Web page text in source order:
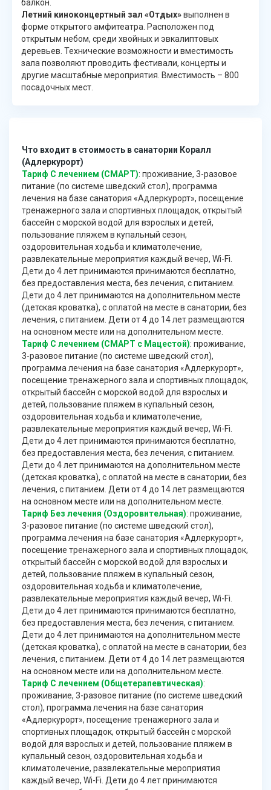
балкон.
Летний киноконцертный зал «Отдых»выполнен в
форме открытого амфитеатра. Расположен под
открытым небом, среди хвойных и эвкалиптовых
деревьев. Технические возможности и вместимость
зала позволяют проводить фестивали, концерты и
другие масштабные мероприятия. Вместимость – 800
посадочных мест.
Что входит в стоимость в санатории Коралл
(Адлеркурорт)
Тариф С лечением (СМАРТ): проживание, 3-разовое
питание (по системе шведский стол), программа
лечения на базе санатория «Адлеркурорт», посещение
тренажерного зала и спортивных площадок, открытый
бассейн с морской водой для взрослых и детей,
пользование пляжем в купальный сезон,
оздоровительная ходьба и климатолечение,
развлекательные мероприятия каждый вечер, Wi-Fi.
Дети до 4 лет принимаются принимаются бесплатно,
без предоставления места, без лечения, с питанием.
Дети до 4 лет принимаются на дополнительном месте
(детская кроватка), с оплатой на месте в санатории, без
лечения, с питанием. Дети от 4 до 14 лет размещаются
на основном месте или на дополнительном месте.
Тариф С лечением (СМАРТ с Мацестой): проживание,
3-разовое питание (по системе шведский стол),
программа лечения на базе санатория «Адлеркурорт»,
посещение тренажерного зала и спортивных площадок,
открытый бассейн с морской водой для взрослых и
детей, пользование пляжем в купальный сезон,
оздоровительная ходьба и климатолечение,
развлекательные мероприятия каждый вечер, Wi-Fi.
Дети до 4 лет принимаются принимаются бесплатно,
без предоставления места, без лечения, с питанием.
Дети до 4 лет принимаются на дополнительном месте
(детская кроватка), с оплатой на месте в санатории, без
лечения, с питанием. Дети от 4 до 14 лет размещаются
на основном месте или на дополнительном месте.
Тариф Без лечения (Оздоровительная): проживание,
3-разовое питание (по системе шведский стол),
программа лечения на базе санатория «Адлеркурорт»,
посещение тренажерного зала и спортивных площадок,
открытый бассейн с морской водой для взрослых и
детей, пользование пляжем в купальный сезон,
оздоровительная ходьба и климатолечение,
развлекательные мероприятия каждый вечер, Wi-Fi.
Дети до 4 лет принимаются принимаются бесплатно,
без предоставления места, без лечения, с питанием.
Дети до 4 лет принимаются на дополнительном месте
(детская кроватка), с оплатой на месте в санатории, без
лечения, с питанием. Дети от 4 до 14 лет размещаются
на основном месте или на дополнительном месте.
Тариф С лечением (Общетерапевтическая):
проживание, 3-разовое питание (по системе шведский
стол), программа лечения на базе санатория
«Адлеркурорт», посещение тренажерного зала и
спортивных площадок, открытый бассейн с морской
водой для взрослых и детей, пользование пляжем в
купальный сезон, оздоровительная ходьба и
климатолечение, развлекательные мероприятия
каждый вечер, Wi-Fi. Дети до 4 лет принимаются